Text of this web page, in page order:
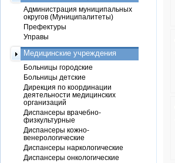
Администрация муниципальных
округов (Муниципалитеты)
Префектуры
Управы
Медицинские учреждения
Больницы городские
Больницы детские
Дирекция по координации
деятельности медицинских
организаций
Диспансеры врачебно-
физкультурные
Диспансеры кожно-
венерологические
Диспансеры наркологические
Диспансеры онкологические